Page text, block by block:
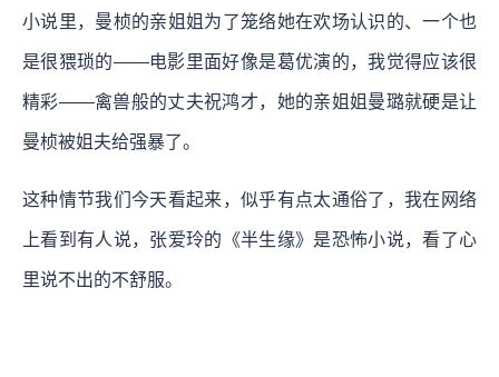
小说里，曼桢的亲姐姐为了笼络她在欢场认识的、一个也
是很猥琐的——电影里面好像是葛优演的，我觉得应该很
精彩——禽兽般的丈夫祝鸿才，她的亲姐姐曼璐就硬是让
曼桢被姐夫给强暴了。
这种情节我们今天看起来，似乎有点太通俗了，我在网络
上看到有人说，张爱玲的《半生缘》是恐怖小说，看了心
里说不出的不舒服。